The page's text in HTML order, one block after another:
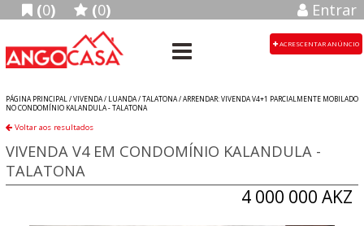
(0) (0) Entrar
ACRESCENTAR ANÚNCIO
PÁGINA PRINCIPAL /VIVENDA/ LUANDA/TALATONA/ARRENDAR: VIVENDA V4+1 PARCIALMENTE MOBILADO
NO CONDOMÍNIO KALANDULA - TALATONA
Voltar aos resultados
4 000 000 AKZ
VIVENDA V4 EM CONDOMÍNIO KALANDULA -
TALATONA